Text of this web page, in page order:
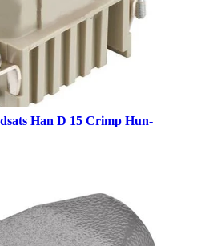
Han D 15 Crimp Hun-